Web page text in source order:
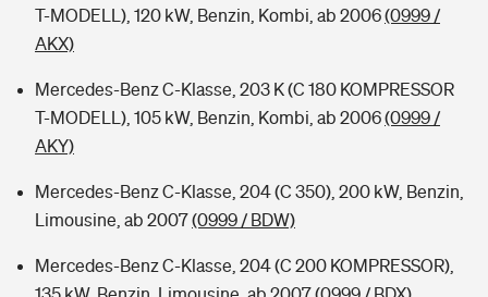
T-MODELL), 120 kW, Benzin, Kombi, ab 2006(0999 /
AKX)
Mercedes-Benz C-Klasse, 203 K (C 180 KOMPRESSOR
T-MODELL), 105 kW, Benzin, Kombi, ab 2006(0999 /
AKY)
Mercedes-Benz C-Klasse, 204 (C 350), 200 kW, Benzin,
Limousine, ab 2007(0999 / BDW)
Mercedes-Benz C-Klasse, 204 (C 200 KOMPRESSOR),